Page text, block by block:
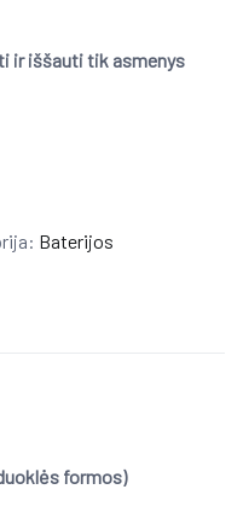
ir iššauti tik asmenys
Baterijos
formos)